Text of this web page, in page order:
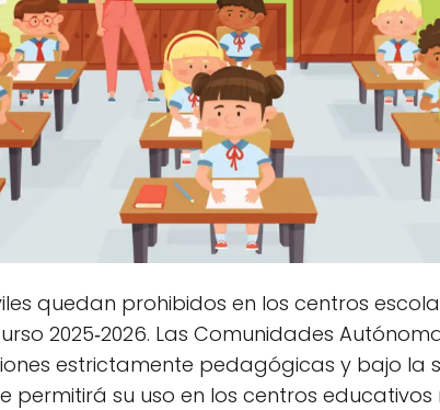
quedan prohibidos en los centros
2025‑2026. Las Comunidades
estrictamente pedagógicas y bajo la
permitirá su uso en los centros educativos